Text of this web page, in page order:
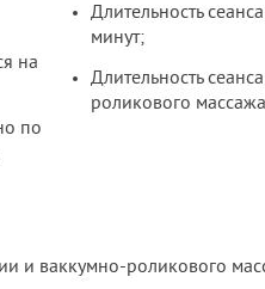
на
по
Длительность
минут;
Длительность
роликового
и ваккумно-роликового